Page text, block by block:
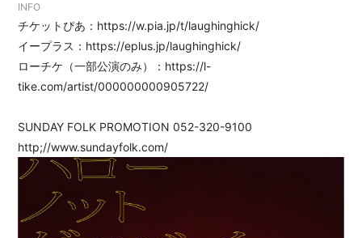
会員登録
INFO
チケットぴあ： https://w.pia.jp/t/laughinghick/
イープラス： https://eplus.jp/laughinghick/
ローチケ（一部公演のみ）： https://l-
tike.com/artist/000000000905722/
SUNDAY FOLK PROMOTION 052-320-9100
http;//www.sundayfolk.com/